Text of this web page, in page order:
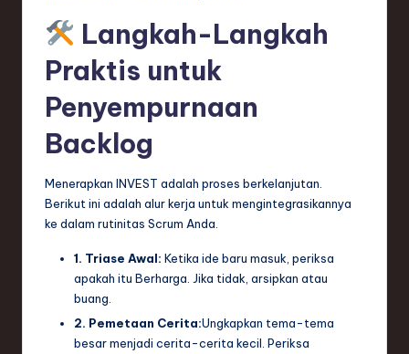
Langkah-Langkah
Praktis untuk
Penyempurnaan
Backlog
Menerapkan INVEST adalah proses berkelanjutan.
Berikut ini adalah alur kerja untuk mengintegrasikannya
ke dalam rutinitas Scrum Anda.
1. Triase Awal: Ketika ide baru masuk, periksa
apakah itu Berharga. Jika tidak, arsipkan atau
buang.
2. Pemetaan Cerita:Ungkapkan tema-tema
besar menjadi cerita-cerita kecil. Periksa